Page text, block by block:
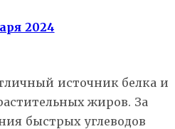
2024
источник белка и
жиров. За
быстрых углеводов